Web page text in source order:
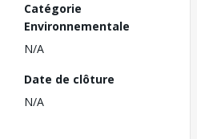
Catégorie
Environnementale
N/A
Date de clôture
N/A